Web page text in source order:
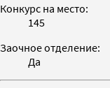
Конкурс на место:
145
Заочное отделение:
Да